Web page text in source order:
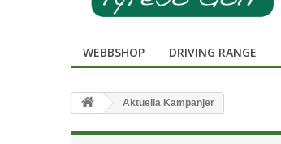
WEBBSHOP DRIVING RANGE
Aktuella Kampanjer